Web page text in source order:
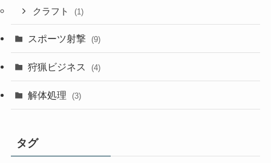
クラフト (1)
スポーツ射撃 (9)
狩猟ビジネス (4)
解体処理 (3)
タグ